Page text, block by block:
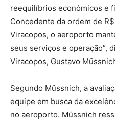
reequilíbrios econômicos e
Concedente da ordem de
Viracopos, o aeroporto
seus serviços e operação”,
Viracopos, Gustavo
Segundo Müssnich, a
equipe em busca da
no aeroporto. Müssnich